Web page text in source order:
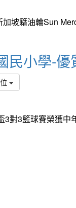
坡籍油輪Sun
民小學-優
對3籃球賽榮獲中